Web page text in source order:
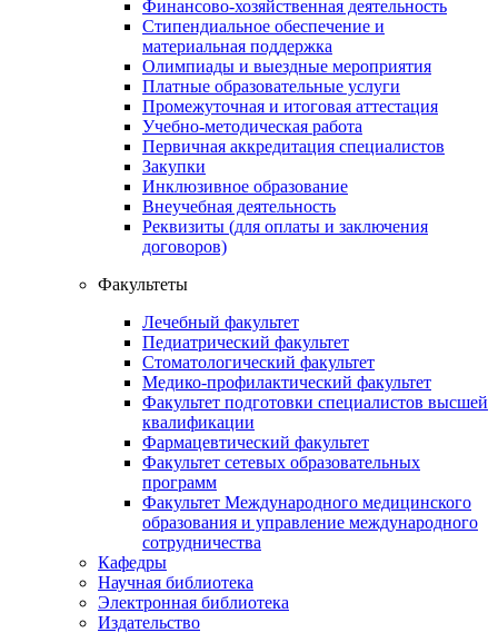
Финансово-хозяйственная деятельность
Стипендиальное обеспечение и
материальная поддержка
Олимпиады и выездные мероприятия
Платные образовательные услуги
Промежуточная и итоговая аттестация
Учебно-методическая работа
Первичная аккредитация специалистов
Закупки
Инклюзивное образование
Внеучебная деятельность
Реквизиты (для оплаты и заключения
договоров)
Факультеты
Лечебный факультет
Педиатрический факультет
Стоматологический факультет
Медико-профилактический факультет
Факультет подготовки специалистов высшей
квалификации
Фармацевтический факультет
Факультет сетевых образовательных
программ
Факультет Международного медицинского
образования и управление международного
сотрудничества
Кафедры
Научная библиотека
Электронная библиотека
Издательство